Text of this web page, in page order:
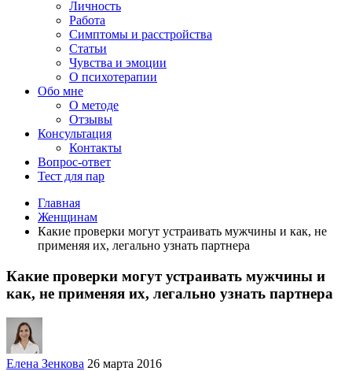
Личность
Работа
Симптомы и расстройства
Статьи
Чувства и эмоции
О психотерапии
Обо мне
О методе
Отзывы
Консультация
Контакты
Вопрос-ответ
Тест для пар
Главная
Женщинам
Какие проверки могут устраивать мужчины и как, не
применяя их, легально узнать партнера
Какие проверки могут устраивать мужчины и
как, не применяя их, легально узнать партнера
Елена Зенкова 26 марта 2016